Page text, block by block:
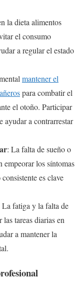
la dieta alimentos
el consumo
a regular el estado
mantener el
para combatir el
el otoño. Participar
ayudar a contrarrestar
: La falta de sueño o
empeorar los síntomas
es clave
La fatiga y la falta de
tareas diarias en
a mantener la